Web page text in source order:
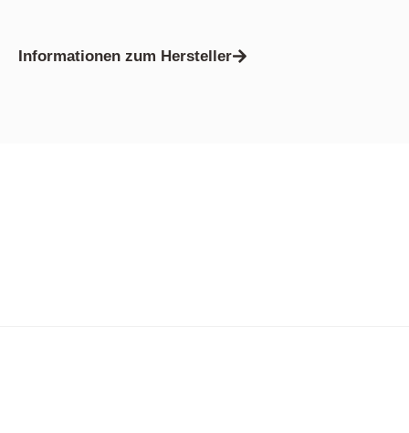
Informationen zum Hersteller